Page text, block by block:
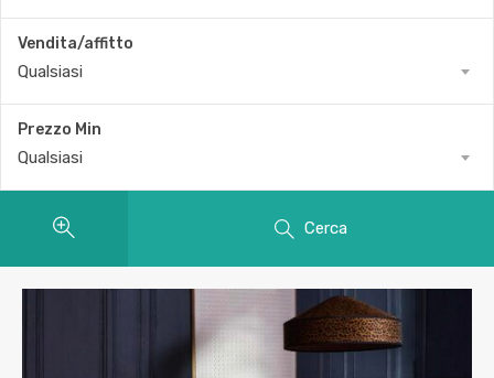
Vendita/affitto
Qualsiasi
Prezzo Min
Qualsiasi
Cerca